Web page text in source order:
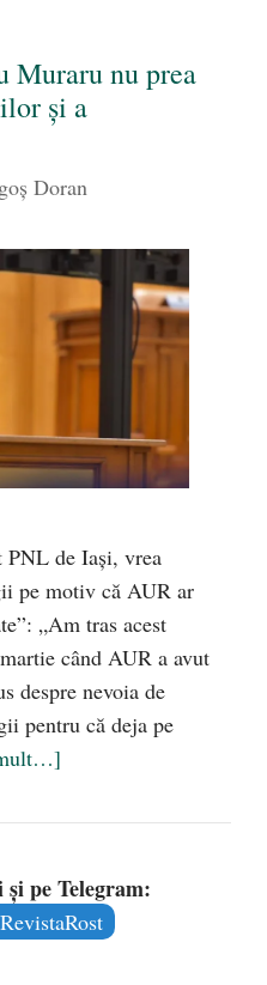
Muraru nu prea
și a
Doran
PNL de Iași, vrea
pe motiv că AUR ar
„Am tras acest
când AUR a avut
despre nevoia de
pentru că deja pe
pe Telegram: